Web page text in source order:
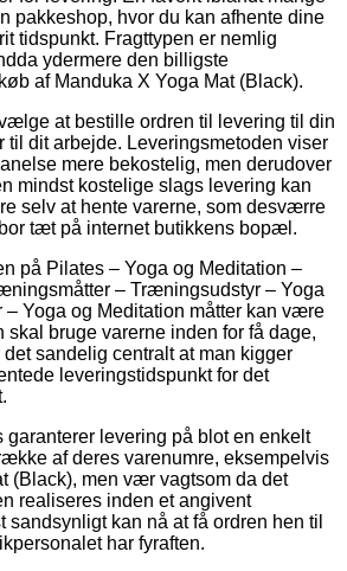
pakkeshop, hvor du kan afhente dine
tidspunkt. Fragttypen er nemlig
ydermere den billigste
af Manduka X Yoga Mat (Black).
at bestille ordren til levering til din
til dit arbejde. Leveringsmetoden viser
mere bekostelig, men derudover
mindst kostelige slags levering kan
selv at hente varerne, som desværre
tæt på internet butikkens bopæl.
på Pilates – Yoga og Meditation –
– Træningsudstyr – Yoga
– Yoga og Meditation måtter kan være
skal bruge varerne inden for få dage,
sandelig centralt at man kigger
leveringstidspunkt for det
garanterer levering på blot en enkelt
af deres varenumre, eksempelvis
(Black), men vær vagtsom da det
realiseres inden et angivent
sandsynligt kan nå at få ordren hen til
har fyraften.